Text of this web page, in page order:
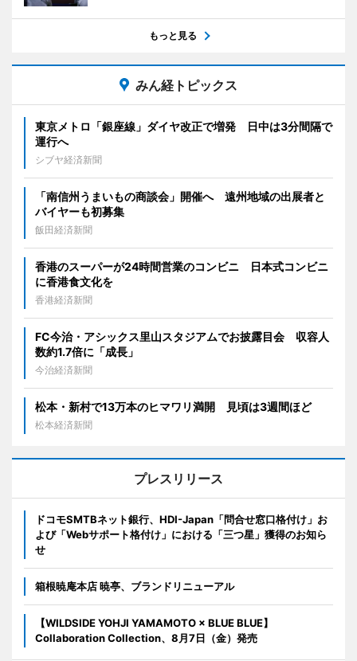
もっと見る
みん経トピックス
東京メトロ「銀座線」ダイヤ改正で増発 日中は3分間隔で
運行へ
シブヤ経済新聞
「南信州うまいもの商談会」開催へ 遠州地域の出展者と
バイヤーも初募集
飯田経済新聞
香港のスーパーが24時間営業のコンビニ 日本式コンビニ
に香港食文化を
香港経済新聞
FC今治・アシックス里山スタジアムでお披露目会 収容人
数約1.7倍に「成長」
今治経済新聞
松本・新村で13万本のヒマワリ満開 見頃は3週間ほど
松本経済新聞
プレスリリース
ドコモSMTBネット銀行、HDI-Japan「問合せ窓口格付け」お
よび「Webサポート格付け」における「三つ星」獲得のお知ら
せ
箱根暁庵本店 暁亭、ブランドリニューアル
【WILDSIDE YOHJI YAMAMOTO × BLUE BLUE】
Collaboration Collection、8月7日（金）発売